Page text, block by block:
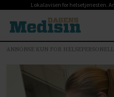
Lokalavisen for helsetjenesten.
ANNONSE KUN FOR HELSEPERSONELL